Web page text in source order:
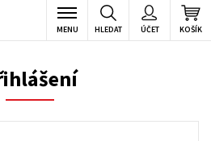
KOŠÍK
ÚČET
HLEDAT
MENU